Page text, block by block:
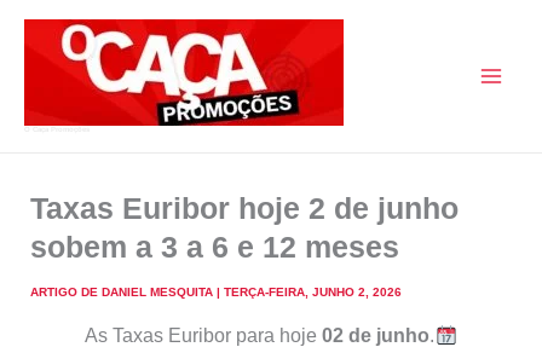
Taxas Euribor hoje 2 de junho
sobem a 3 a 6 e 12 meses
ARTIGO DE DANIEL MESQUITA | TERÇA-FEIRA, JUNHO 2, 2026
As Taxas Euribor para hoje02 de junho.